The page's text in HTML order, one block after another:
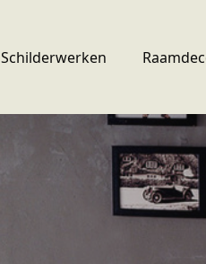
Schilderwerken